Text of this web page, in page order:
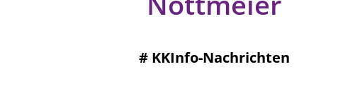
# KKInfo-Nachrichten